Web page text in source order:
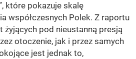
które pokazuje skalę
współczesnych Polek. Z raportu
żyjących pod nieustanną presją
otoczenie, jak i przez samych
jest jednak to,